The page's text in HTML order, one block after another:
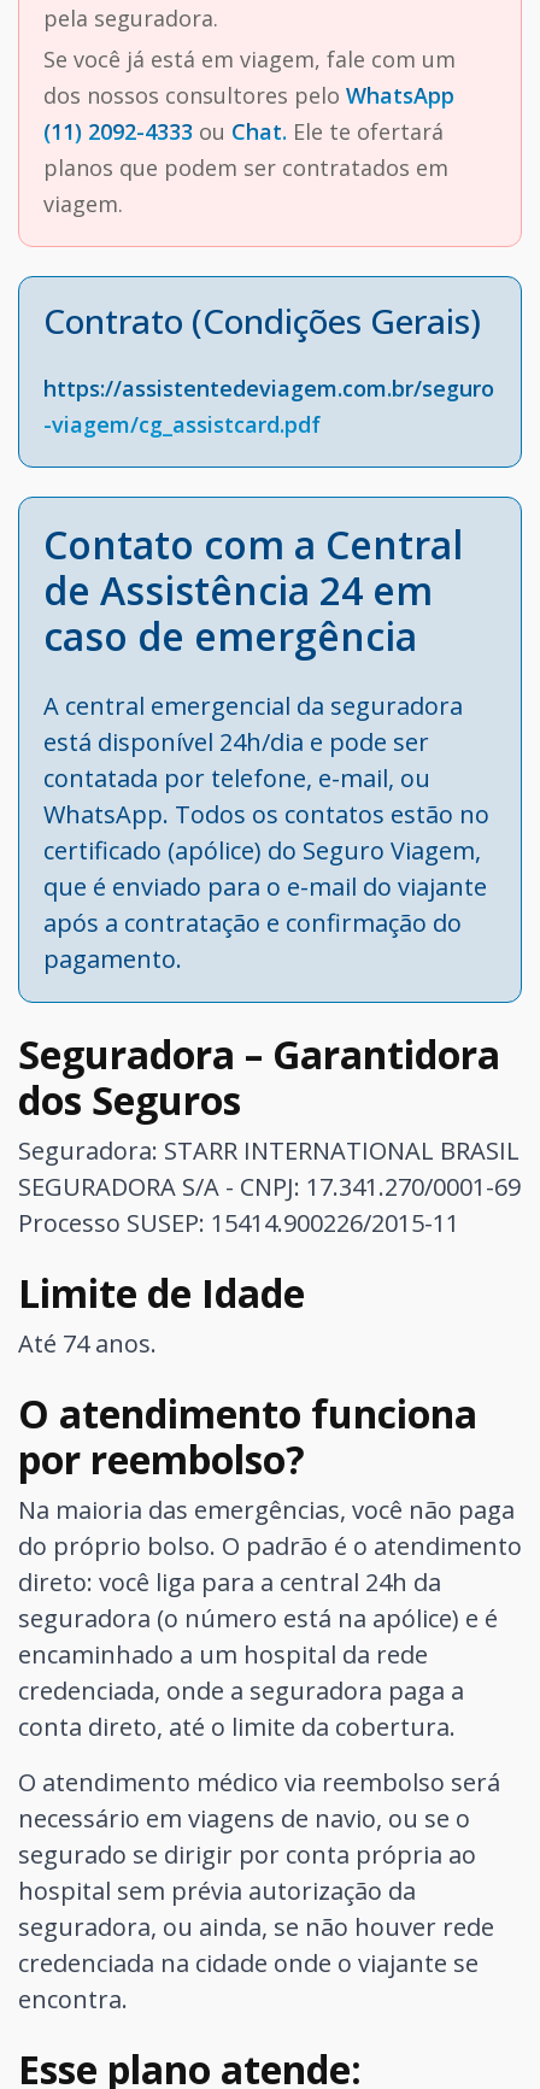
pela seguradora.
Se você já está em viagem, fale com um
dos nossos consultores pelo WhatsApp
(11) 2092-4333 ou Chat. Ele te ofertará
planos que podem ser contratados em
viagem.
Contrato (Condições Gerais)
https://assistentedeviagem.com.br/seguro
-viagem/cg_assistcard.pdf
Contato com a Central
de Assistência 24 em
caso de emergência
A central emergencial da seguradora
está disponível 24h/dia e pode ser
contatada por telefone, e-mail, ou
WhatsApp. Todos os contatos estão no
certificado (apólice) do Seguro Viagem,
que é enviado para o e-mail do viajante
após a contratação e confirmação do
pagamento.
Seguradora – Garantidora
dos Seguros
Seguradora: STARR INTERNATIONAL BRASIL
SEGURADORA S/A - CNPJ: 17.341.270/0001-69
Processo SUSEP: 15414.900226/2015-11
Limite de Idade
Até 74 anos.
O atendimento funciona
por reembolso?
Na maioria das emergências, você não paga
do próprio bolso. O padrão é o atendimento
direto: você liga para a central 24h da
seguradora (o número está na apólice) e é
encaminhado a um hospital da rede
credenciada, onde a seguradora paga a
conta direto, até o limite da cobertura.
O atendimento médico via reembolso será
necessário em viagens de navio, ou se o
segurado se dirigir por conta própria ao
hospital sem prévia autorização da
seguradora, ou ainda, se não houver rede
credenciada na cidade onde o viajante se
encontra.
Esse plano atende: